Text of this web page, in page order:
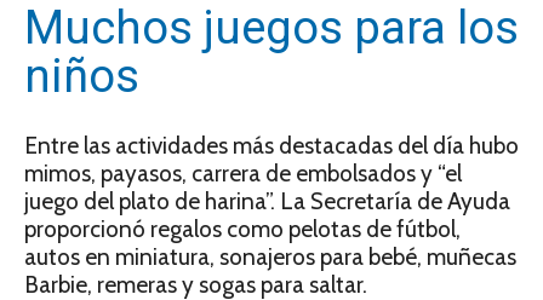
Muchos juegos para los
niños
Entre las actividades más destacadas del día hubo
mimos, payasos, carrera de embolsados y “el
juego del plato de harina”. La Secretaría de Ayuda
proporcionó regalos como pelotas de fútbol,
autos en miniatura, sonajeros para bebé, muñecas
Barbie, remeras y sogas para saltar.